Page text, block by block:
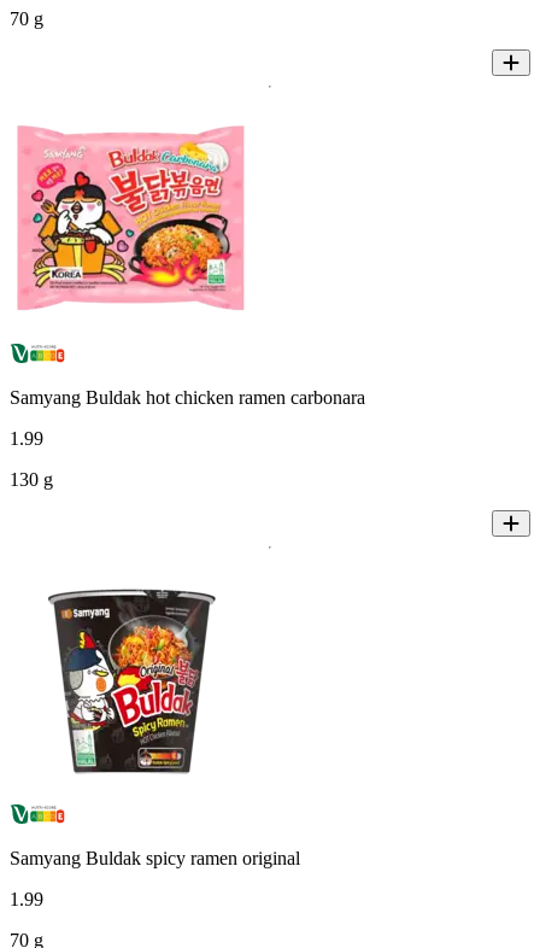
70 g
Samyang Buldak hot chicken ramen carbonara
1 .99
130 g
Samyang Buldak spicy ramen original
1 .99
70 g